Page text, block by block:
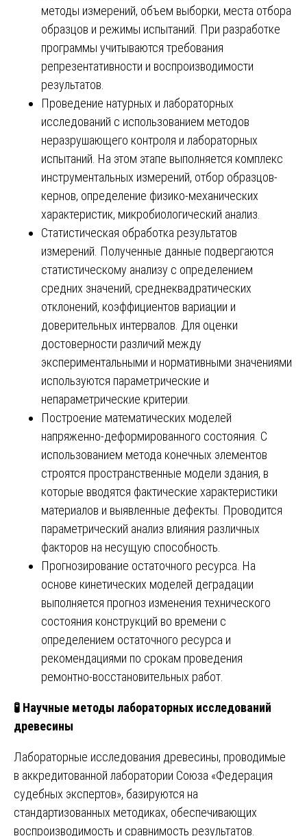
методы измерений, объем выборки, места отбора
образцов и режимы испытаний. При разработке
программы учитываются требования
репрезентативности и воспроизводимости
результатов.
Проведение натурных и лабораторных
исследований с использованием методов
неразрушающего контроля и лабораторных
испытаний. На этом этапе выполняется комплекс
инструментальных измерений, отбор образцов-
кернов, определение физико-механических
характеристик, микробиологический анализ.
Статистическая обработка результатов
измерений. Полученные данные подвергаются
статистическому анализу с определением
средних значений, среднеквадратических
отклонений, коэффициентов вариации и
доверительных интервалов. Для оценки
достоверности различий между
экспериментальными и нормативными значениями
используются параметрические и
непараметрические критерии.
Построение математических моделей
напряженно-деформированного состояния. С
использованием метода конечных элементов
строятся пространственные модели здания, в
которые вводятся фактические характеристики
материалов и выявленные дефекты. Проводится
параметрический анализ влияния различных
факторов на несущую способность.
Прогнозирование остаточного ресурса. На
основе кинетических моделей деградации
выполняется прогноз изменения технического
состояния конструкций во времени с
определением остаточного ресурса и
рекомендациями по срокам проведения
ремонтно-восстановительных работ.
🧪 Научные методы лабораторных исследований
древесины
Лабораторные исследования древесины, проводимые
в аккредитованной лаборатории Союза «Федерация
судебных экспертов», базируются на
стандартизованных методиках, обеспечивающих
воспроизводимость и сравнимость результатов.